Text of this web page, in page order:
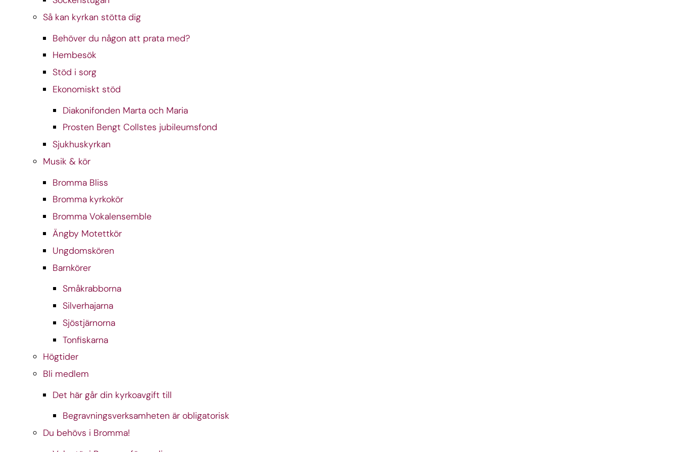
Så kan kyrkan stötta dig
Behöver du någon att prata med?
Hembesök
Stöd i sorg
Ekonomiskt stöd
Diakonifonden Marta och Maria
Prosten Bengt Collstes jubileumsfond
Sjukhuskyrkan
Musik & kör
Bromma Bliss
Bromma kyrkokör
Bromma Vokalensemble
Ängby Motettkör
Ungdomskören
Barnkörer
Småkrabborna
Silverhajarna
Sjöstjärnorna
Tonfiskarna
Högtider
Bli medlem
Det här går din kyrkoavgift till
Begravningsverksamheten är obligatorisk
Du behövs i Bromma!